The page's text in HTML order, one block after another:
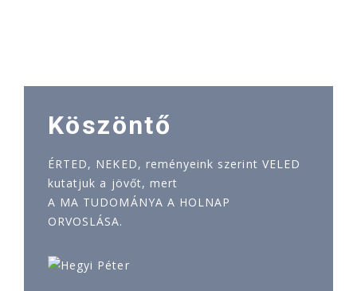
Köszöntő
ÉRTED, NEKED, reményeink szerint VELED
kutatjuk a jövőt, mert
A MA TUDOMÁNYA A HOLNAP
ORVOSLÁSA.